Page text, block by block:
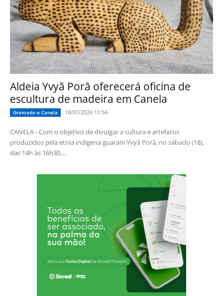
Aldeia Yvyã Porâ oferecerá oficina de
escultura de madeira em Canela
Gramado e Canela 18/07/2026 11:54
CANELA - Com o objetivo de divulgar a cultura e artefatos
produzidos pela etnia indígena guarani Yvyã Porâ, no sábado (18),
das 14h às 16h30,...